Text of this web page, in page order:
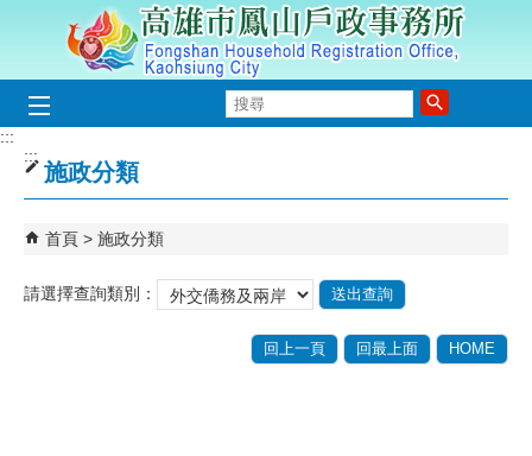
跳到主要內容區塊
尋
:::
:::
施政分類
首頁 施政分類
請選擇查詢類別：
回上一頁 回最上面 HOME